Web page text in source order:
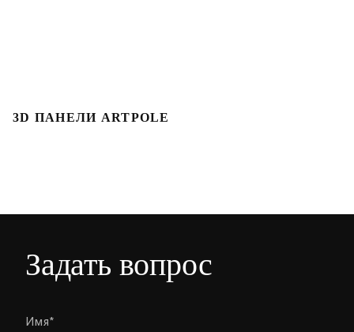
3D ПАНЕЛИ ARTPOLE
Задать вопрос